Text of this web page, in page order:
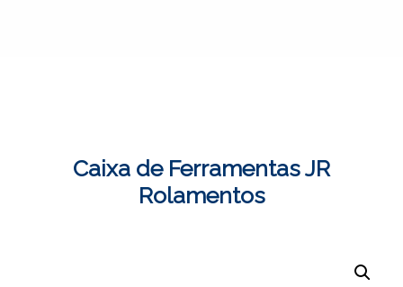
Caixa de Ferramentas JR
Rolamentos